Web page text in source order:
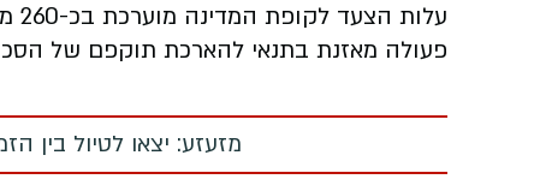
פעולה מאזנת בתנאי להארכת תוקפם של
מזעזע: יצאו לטיול בין